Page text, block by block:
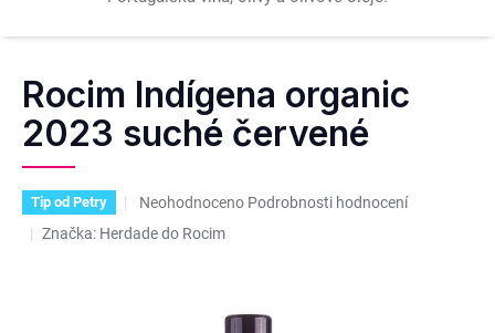
Rocim Indígena organic
2023 suché červené
Tip od Petry
Průměrné
produktu
Neohodnoceno Podrobnosti hodnocení
Značka: Herdade do Rocim